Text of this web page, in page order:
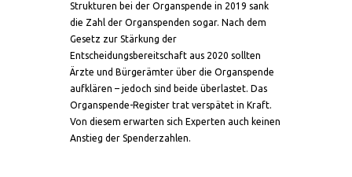
Strukturen bei der Organspende in 2019 sank
die Zahl der Organspenden sogar. Nach dem
Gesetz zur Stärkung der
Entscheidungsbereitschaft aus 2020 sollten
Ärzte und Bürgerämter über die Organspende
aufklären – jedoch sind beide überlastet. Das
Organspende-Register trat verspätet in Kraft.
Von diesem erwarten sich Experten auch keinen
Anstieg der Spenderzahlen.